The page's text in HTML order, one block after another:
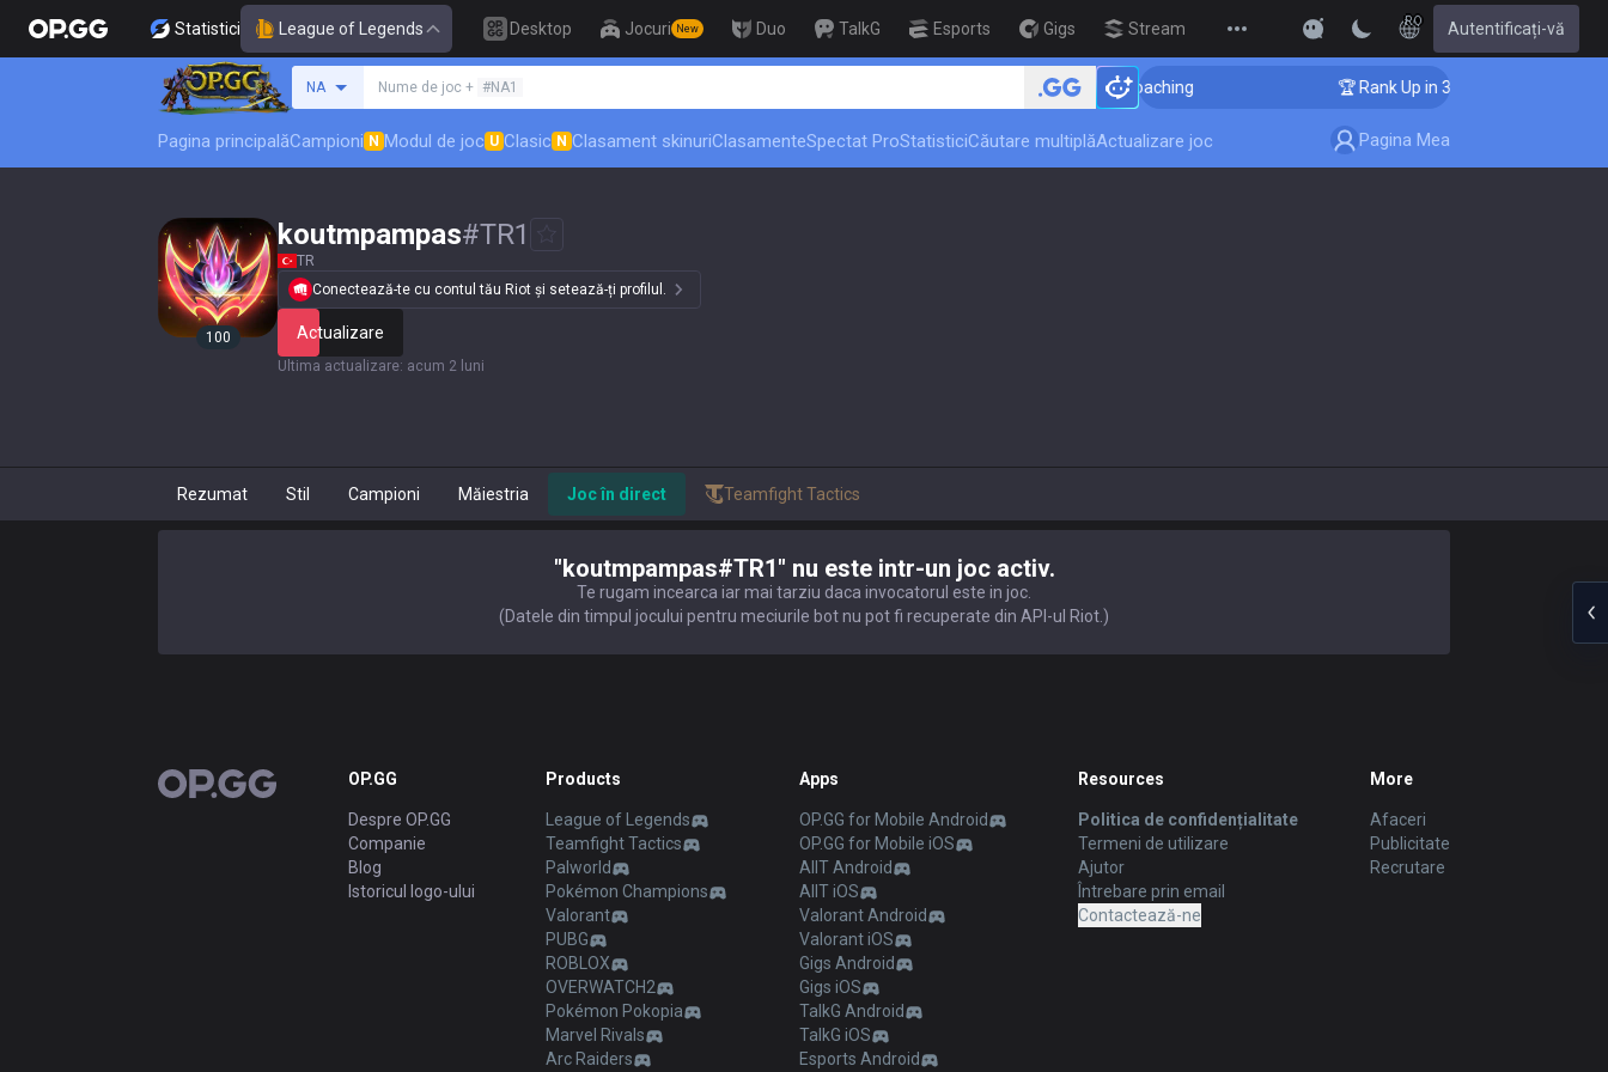
Statistici League of Legends Desktop Jocuri New Duo TalkG Esports Gigs Streamer Overlay RO Autentificați-vă
NA
Caută un invocator
Nume de joc + #NA1 🏆 Rank Up in 3 Days! Challenger Coaching 🏆 Rank Up in 3 Days! Challenger
Pagina principalăCampioni N Modul de joc U Clasic N Clasament skinuriClasamenteSpectat ProStatisticiCăutare multiplăActualizare joc Pagina Mea
100
koutmpampas#TR1
TR
Conectează-te cu contul tău Riot și setează-ți profilul.
Actualizare
Ultima actualizare: acum 2 luni
Rezumat Stil Campioni Măiestria Joc în direct Teamfight Tactics
"koutmpampas#TR1" nu este intr-un joc activ.
Te rugam incearca iar mai tarziu daca invocatorul este in joc.
(Datele din timpul jocului pentru meciurile bot nu pot fi recuperate din API-ul Riot.)
OP.GG OP.GG
Despre OP.GG
Companie
Blog
Istoricul logo-ului
Products
League of Legends
Teamfight Tactics
Palworld
Pokémon Champions
Valorant
PUBG
ROBLOX
OVERWATCH2
Pokémon Pokopia
Marvel Rivals
Arc Raiders
Apps
OP.GG for Mobile Android
OP.GG for Mobile iOS
AllT Android
AllT iOS
Valorant Android
Valorant iOS
Gigs Android
Gigs iOS
TalkG Android
TalkG iOS
Esports Android
Resources
Politica de confidențialitate
Termeni de utilizare
Ajutor
Întrebare prin email
Contactează-ne
More
Afaceri
Publicitate
Recrutare